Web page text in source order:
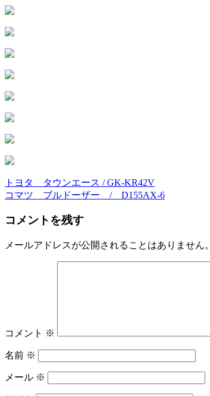
投
稿
ナ
ビ
ン
トヨタ タウンエース / GK-KR42V
コマツ ブルドーザー / D155AX-6
コメントを残す
メールアドレスが公開されることはありません。
コメント ※
名前 ※
メール ※